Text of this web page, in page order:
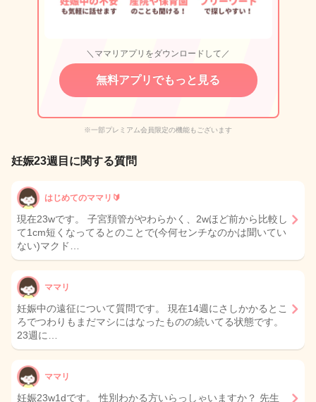
＼ママリアプリをダウンロードして／
無料アプリでもっと見る
※一部プレミアム会員限定の機能もございます
妊娠23週目に関する質問
はじめてのママリ🔰
現在23wです。 子宮頚管がやわらかく、2wほど前から比較し
て1cm短くなってるとのことで(今何センチなのかは聞いてい
ない)マクド…
ママリ
妊娠中の遠征について質問です。 現在14週にさしかかるとこ
ろでつわりもまだマシにはなったものの続いてる状態です。
23週に…
ママリ
妊娠23w1dです。 性別わかる方いらっしゃいますか？ 先生